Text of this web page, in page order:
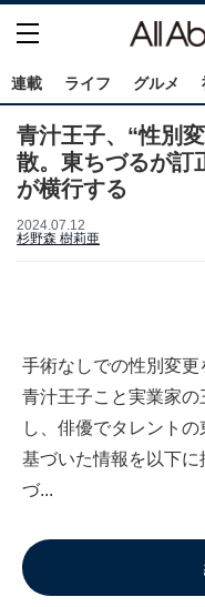
連載 ライフ グルメ
青汁王子、“性別
散。東ちづるが訂
が横行する
2024.07.12
杉野森 樹莉亜
手術なしでの性別変更
青汁王子こと実業家
し、俳優でタレント
基づいた情報を以下
づ...